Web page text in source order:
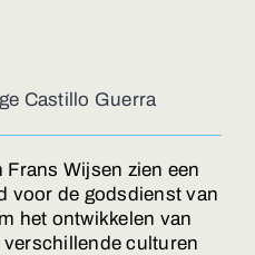
Castillo Guerra
Wijsen zien een
voor de godsdienst van
het ontwikkelen van
culturen